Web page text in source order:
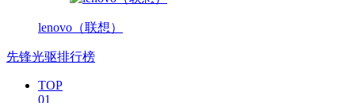
lenovo（联想）
先锋光驱排行榜
TOP
01